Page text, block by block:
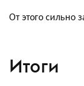
От этого сильно
Итоги